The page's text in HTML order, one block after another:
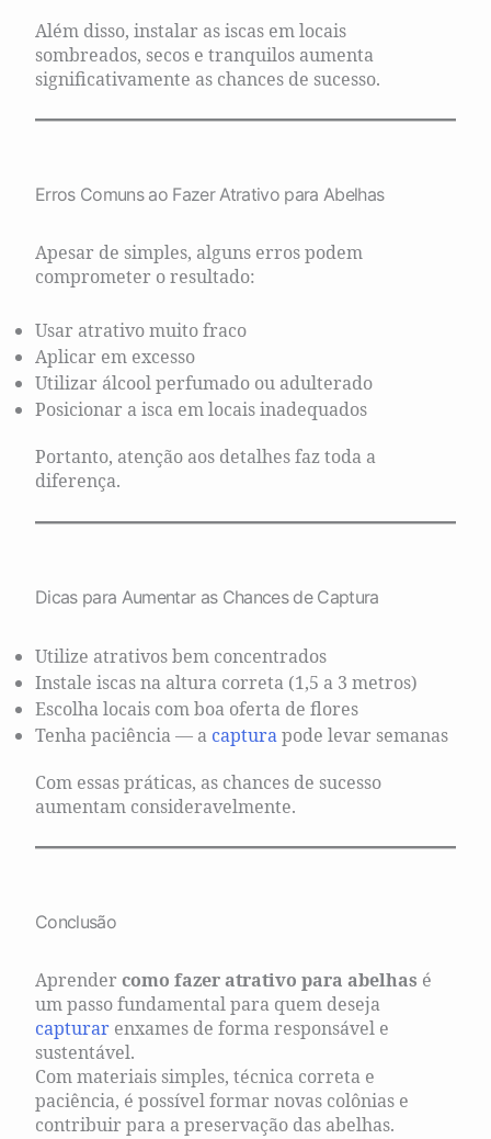
Além disso, instalar as iscas em locais
sombreados, secos e tranquilos aumenta
significativamente as chances de sucesso.
Erros Comuns ao Fazer Atrativo para Abelhas
Apesar de simples, alguns erros podem
comprometer o resultado:
Usar atrativo muito fraco
Aplicar em excesso
Utilizar álcool perfumado ou adulterado
Posicionar a isca em locais inadequados
Portanto, atenção aos detalhes faz toda a
diferença.
Dicas para Aumentar as Chances de Captura
Utilize atrativos bem concentrados
Instale iscas na altura correta (1,5 a 3 metros)
Escolha locais com boa oferta de flores
Tenha paciência — a capturapode levar semanas
Com essas práticas, as chances de sucesso
aumentam consideravelmente.
Conclusão
Aprender como fazer atrativo para abelhas é
um passo fundamental para quem deseja
capturar enxames de forma responsável e
sustentável.
Com materiais simples, técnica correta e
paciência, é possível formar novas colônias e
contribuir para a preservação das abelhas.